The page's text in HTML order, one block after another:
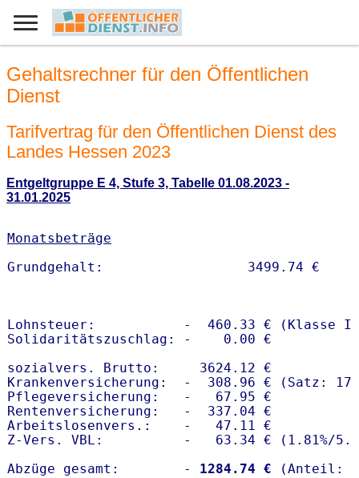
Gehaltsrechner für den Öffentlichen
Dienst
Tarifvertrag für den Öffentlichen Dienst des
Landes Hessen 2023
Entgeltgruppe E 4, Stufe 3, Tabelle 01.08.2023 -
31.01.2025
Monatsbeträge
Lohnsteuer:           -  460.33 € (Klasse I)
Solidaritätszuschlag: -    0.00 €
sozialvers. Brutto:     3624.12 €
Krankenversicherung:  -  308.96 € (Satz:
Pflegeversicherung:   -   67.95 €
Rentenversicherung:   -  337.04 €
Arbeitslosenvers.:    -   47.11 €
Z-Vers. VBL:          -   63.34 € ( 1.81%/
Abzüge gesamt:        -
1284.74 €